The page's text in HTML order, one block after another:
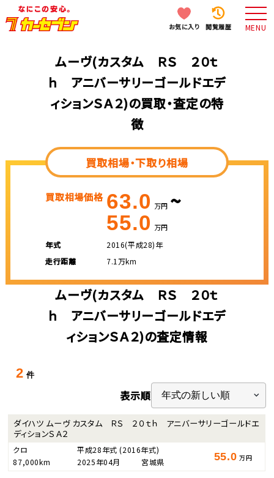
お気に入り 閲覧履歴 MENU
ムーヴ(カスタム ＲＳ ２０ｔ
ｈ アニバーサリーゴールドエデ
ィションＳＡ２)の買取・査定の特
徴
買取相場・下取り相場
買取相場価格 63.0 万円 ~
55.0 万円
年式
2016(平成28)年
走行距離
7.1万km
ムーヴ(カスタム ＲＳ ２０ｔ
ｈ アニバーサリーゴールドエデ
ィションＳＡ２)の査定情報
2 件
表示順
ダイハツ ムーヴ カスタム ＲＳ ２０ｔｈ アニバーサリーゴールドエ
ディションＳＡ２
クロ 平成28年式(2016年式)
87,000km
2025年04月 宮城県 55.0 万円